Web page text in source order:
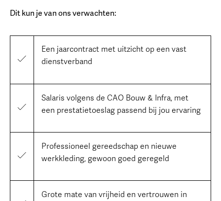
Dit kun je van ons verwachten:
Een jaarcontract met uitzicht op een vast
dienstverband
Salaris volgens de CAO Bouw & Infra, met
een prestatietoeslag passend bij jou ervaring
Professioneel gereedschap en nieuwe
werkkleding, gewoon goed geregeld
Grote mate van vrijheid en vertrouwen in